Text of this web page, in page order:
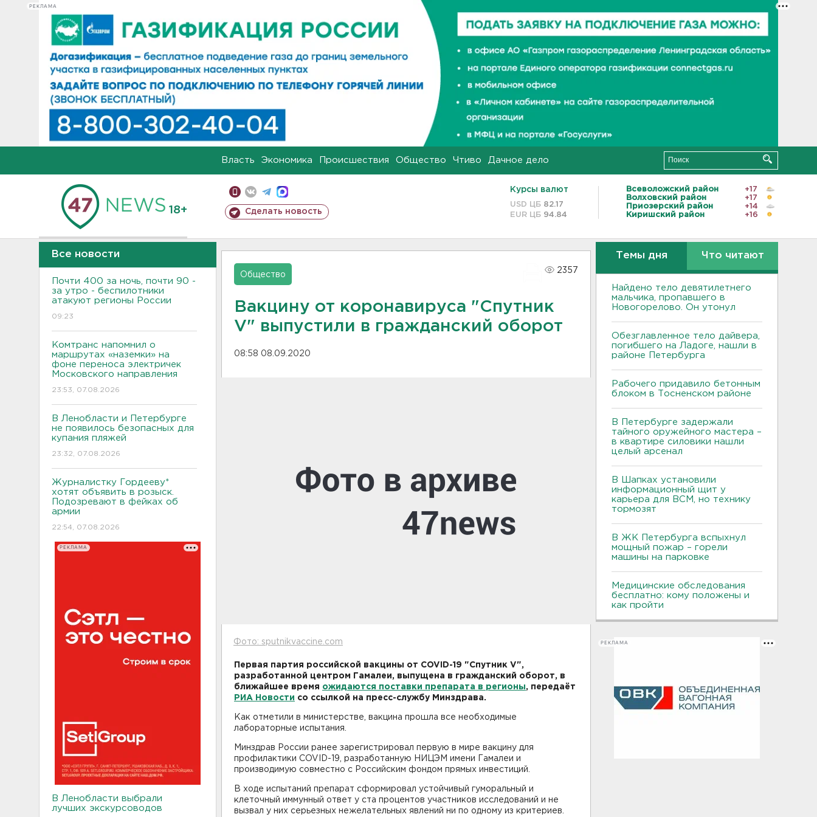
РЕКЛАМА
Власть Экономика Происшествия Общество Чтиво Дачное дело
18+ Сделать новость
Курсы валют
USD ЦБ 82.17
EUR ЦБ 94.84
Всеволожский район
+17
Волховский район
+17
Приозерский район
+14
Киришский район
+16
Все новости
Почти 400 за ночь, почти 90 -
за утро - беспилотники
атакуют регионы России
09:23
Комтранс напомнил о
маршрутах «наземки» на
фоне переноса электричек
Московского направления
23:53, 07.08.2026
В Ленобласти и Петербурге
не появилось безопасных для
купания пляжей
23:32, 07.08.2026
Журналистку Гордееву*
хотят объявить в розыск.
Подозревают в фейках об
армии
22:54, 07.08.2026
РЕКЛАМА
В Ленобласти выбрали
лучших экскурсоводов
Общество
2357
Вакцину от коронавируса "Спутник
V" выпустили в гражданский оборот
08:58 08.09.2020
Фото: sputnikvaccine.com
Первая партия российской вакцины от COVID-19 "Спутник V",
разработанной центром Гамалеи, выпущена в гражданский оборот, в
ближайшее время ожидаются поставки препарата в регионы, передаёт
РИА Новости со ссылкой на пресс-службу Минздрава.
Как отметили в министерстве, вакцина прошла все необходимые
лабораторные испытания.
Минздрав России ранее зарегистрировал первую в мире вакцину для
профилактики COVID-19, разработанную НИЦЭМ имени Гамалеи и
производимую совместно с Российским фондом прямых инвестиций.
В ходе испытаний препарат сформировал устойчивый гуморальный и
клеточный иммунный ответ у ста процентов участников исследований и не
вызвал у них серьезных нежелательных явлений ни по одному из критериев.
Темы дня Что читают
Найдено тело девятилетнего
мальчика, пропавшего в
Новогорелово. Он утонул
Обезглавленное тело дайвера,
погибшего на Ладоге, нашли в
районе Петербурга
Рабочего придавило бетонным
блоком в Тосненском районе
В Петербурге задержали
тайного оружейного мастера –
в квартире силовики нашли
целый арсенал
В Шапках установили
информационный щит у
карьера для ВСМ, но технику
тормозят
В ЖК Петербурга вспыхнул
мощный пожар – горели
машины на парковке
Медицинские обследования
бесплатно: кому положены и
как пройти
РЕКЛАМА